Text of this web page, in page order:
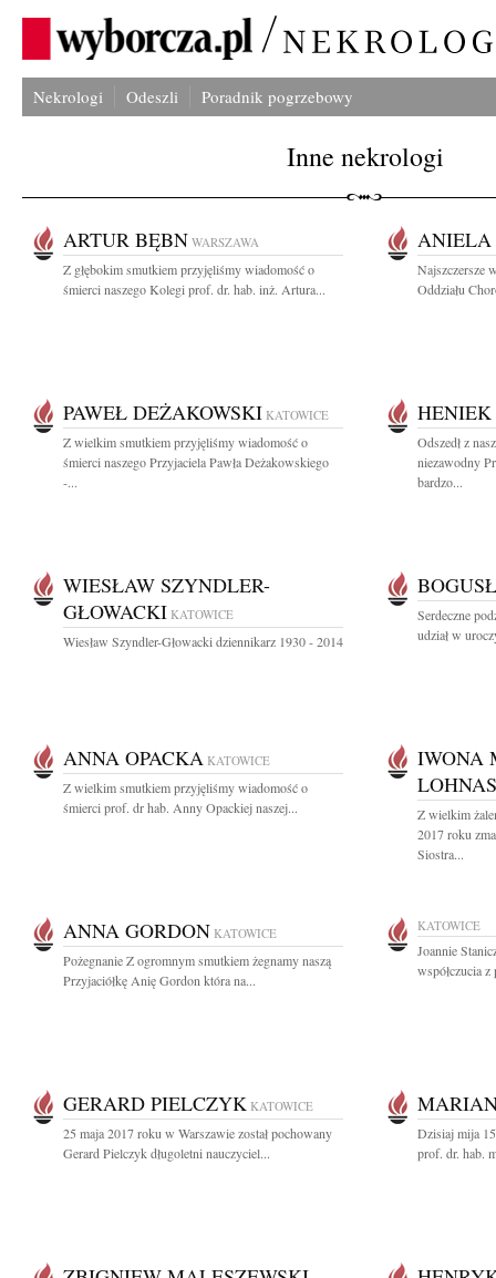
Nekrologi Odeszli Poradnik pogrzebowy
Inne nekrologi
ARTUR BĘBN WARSZAWA
Z głębokim smutkiem przyjęliśmy wiadomość o
śmierci naszego Kolegi prof. dr. hab. inż. Artura...
ANIELA
Najszczersze
Oddziału
PAWEŁ DEŻAKOWSKI KATOWICE
Z wielkim smutkiem przyjęliśmy wiadomość o
śmierci naszego Przyjaciela Pawła Deżakowskiego
-...
Odszedł z
niezawodny
bardzo...
WIESŁAW SZYNDLER-
GŁOWACKI KATOWICE
Wiesław Szyndler-Głowacki dziennikarz 1930 - 2014
Serdeczne
udział w
ANNA OPACKA KATOWICE
Z wielkim smutkiem przyjęliśmy wiadomość o
śmierci prof. dr hab. Anny Opackiej naszej...
IWONA
LOHNAS
Z wielkim
2017 roku
Siostra...
ANNA GORDON KATOWICE
Pożegnanie Z ogromnym smutkiem żegnamy naszą
Przyjaciółkę Anię Gordon która na...
KATOWICE
Joannie
współczucia
GERARD PIELCZYK KATOWICE
25 maja 2017 roku w Warszawie został pochowany
Gerard Pielczyk długoletni nauczyciel...
Dzisiaj mija
prof. dr. hab.